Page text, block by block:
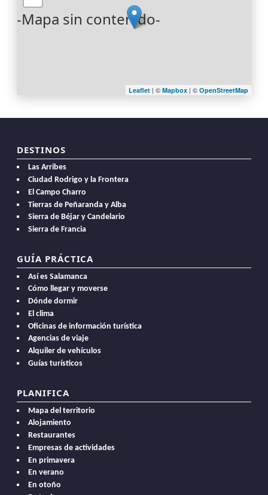
-Mapa sin contenido-
Leaflet| © Mapbox | © OpenStreetMap
DESTINOS
Las Arribes
Ciudad Rodrigo y la Frontera
El Campo Charro
Tierras de Peñaranda y Alba
Sierra de Béjar y Candelario
Sierra de Francia
GUÍA PRÁCTICA
Así es Salamanca
Cómo llegar y moverse
Dónde dormir
El clima
Oficinas de información turística
Agencias de viaje
Alquiler de vehículos
Guías turísticos
PLANIFICA
Mapa del territorio
Alojamiento
Restaurantes
Empresas de actividades
En primavera
En verano
En otoño